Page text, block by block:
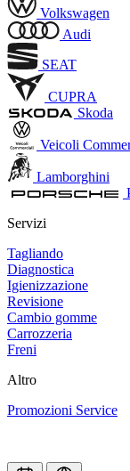
Volkswagen
Audi
SEAT
CUPRA
Skoda
Veicoli
Lamborghini
Servizi
Tagliando
Diagnostica
Igienizzazione
Revisione
Cambio gomme
Carrozzeria
Freni
Altro
Promozioni Service